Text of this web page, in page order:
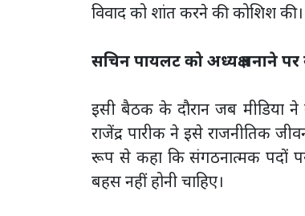
विवाद को शांत करने की कोशिश की।
सचिन पायलट को अध्यक्ष बनाने
इसी बैठक के दौरान जब मीडिया
राजेंद्र पारीक ने इसे राजनीतिक
रूप से कहा कि संगठनात्मक पदों
बहस नहीं होनी चाहिए।